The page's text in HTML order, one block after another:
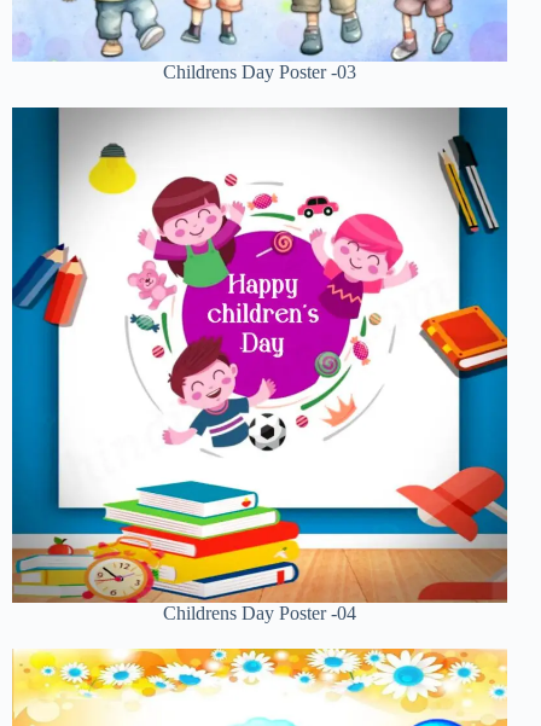
Childrens Day Poster -03
Childrens Day Poster -04